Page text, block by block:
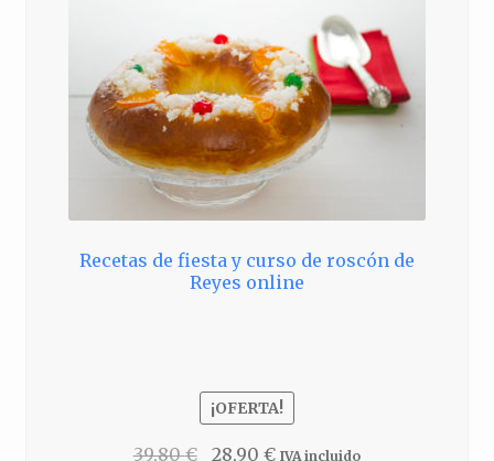
Recetas de fiesta y curso de roscón de
Reyes online
¡OFERTA!
39,80€
El
28,90€El
IVA incluido